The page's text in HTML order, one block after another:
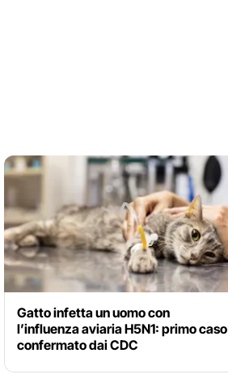
Gatto infetta un uomo con
l’influenza aviaria H5N1: primo caso
confermato dai CDC